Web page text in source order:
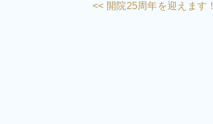
<< 開院25周年を迎えます！